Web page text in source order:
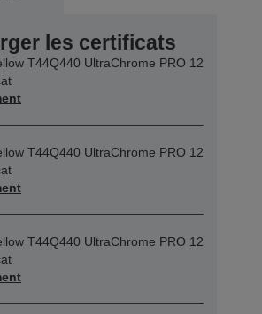
les certificats
T44Q440 UltraChrome PRO 12
T44Q440 UltraChrome PRO 12
T44Q440 UltraChrome PRO 12